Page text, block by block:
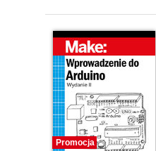
Promocja